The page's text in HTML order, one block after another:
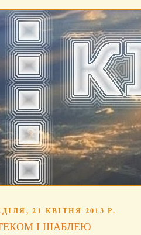
21 КВІТНЯ 2013 Р.
І ШАБЛЕЮ